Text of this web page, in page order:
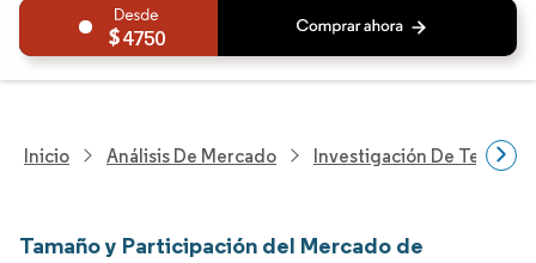
4750
Inicio Análisis De Mercado Investigación De
Tamaño y Participación del Mercado de